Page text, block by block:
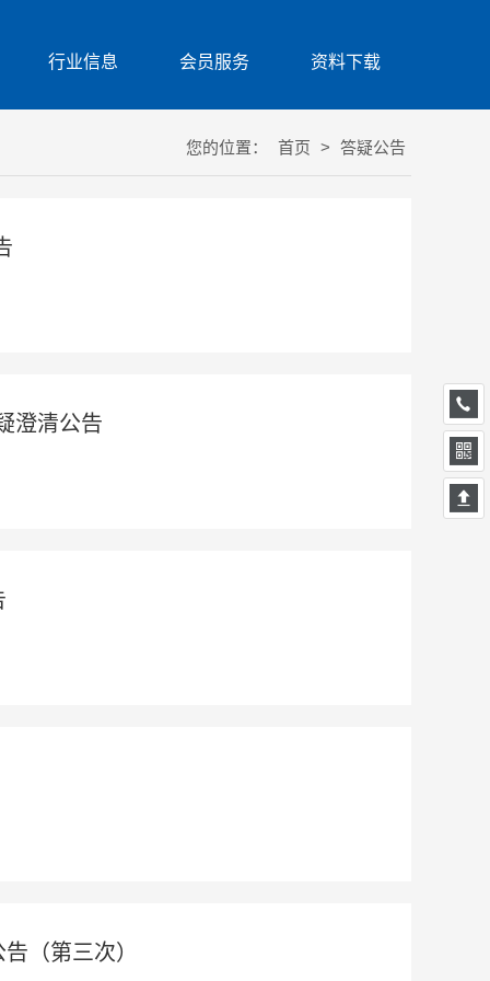
行业信息 会员服务 资料下载
您的位置： 首页 > 答疑公告
澄清公告
（第三次）